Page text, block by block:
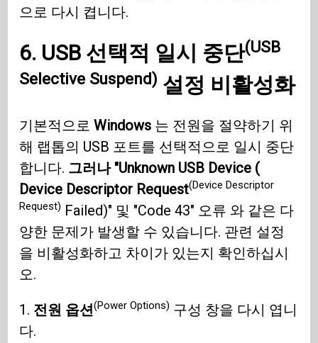
으로 다시 켭니다.
6. USB 선택적 일시 중단(USB
Selective Suspend) 설정 비활성화
기본적으로Windows 는 전원을 절약하기 위
해 랩톱의 USB 포트를 선택적으로 일시 중단
합니다. 그러나 "Unknown USB Device (
Device Descriptor Request(Device Descriptor
Request) Failed)" 및 "Code 43" 오류 와 같은 다
양한 문제가 발생할 수 있습니다. 관련 설정
을 비활성화하고 차이가 있는지 확인하십시
오.
1. 전원 옵션(Power Options) 구성 창을 다시 엽니
다.